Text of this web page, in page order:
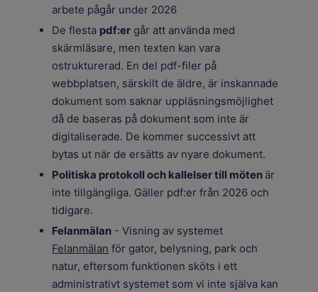
arbete pågår under 2026
De flesta pdf:er går att använda med
skärmläsare, men texten kan vara
ostrukturerad. En del pdf-filer på
webbplatsen, särskilt de äldre, är inskannade
dokument som saknar uppläsningsmöjlighet
då de baseras på dokument som inte är
digitaliserade. De kommer successivt att
bytas ut när de ersätts av nyare dokument.
Politiska protokoll och kallelser till möten är
inte tillgängliga. Gäller pdf:er från 2026 och
tidigare.
Felanmälan - Visning av systemet
Felanmälan för gator, belysning, park och
natur, eftersom funktionen sköts i ett
administrativt systemet som vi inte själva kan